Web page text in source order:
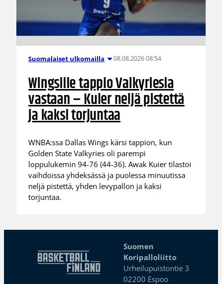
Suomalaiset ulkomailla 08.08.2026 08:54
Wingsille tappio Valkyriesia
vastaan – Kuier neljä pistettä
ja kaksi torjuntaa
WNBA:ssa Dallas Wings kärsi tappion, kun
Golden State Valkyries oli parempi
loppulukemin 94-76 (44-36). Awak Kuier tilastoi
vaihdoissa yhdeksässä ja puolessa minuutissa
neljä pistettä, yhden levypallon ja kaksi
torjuntaa.
Suomen
Koripalloliitto
Urheilupuistontie 3
02200 Espoo